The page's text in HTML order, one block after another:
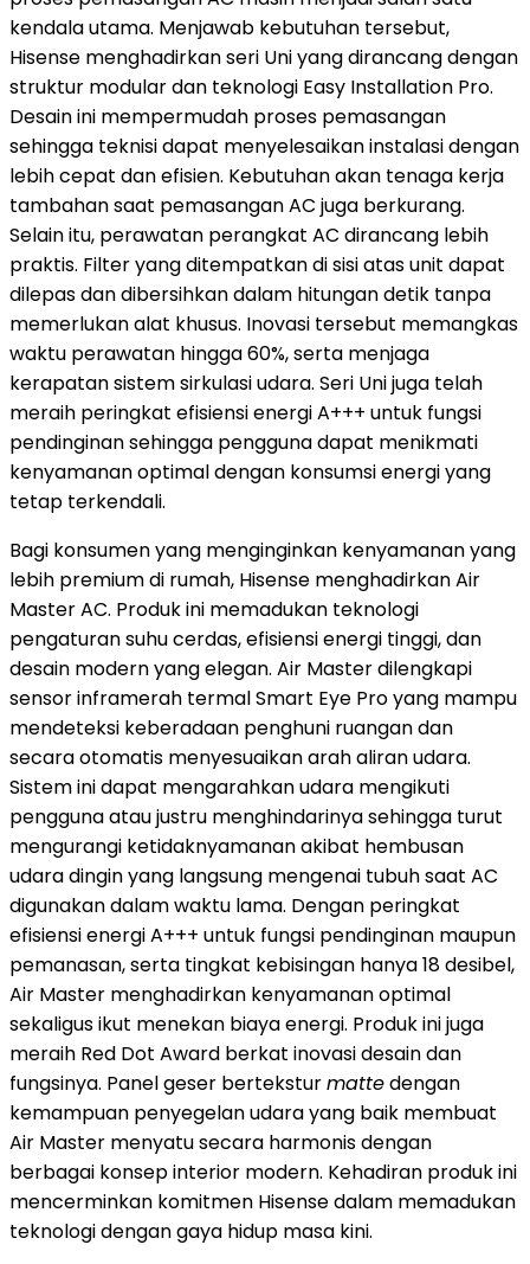
kendala utama. Menjawab kebutuhan tersebut,
Hisense menghadirkan seri Uni yang dirancang dengan
struktur modular dan teknologi Easy Installation Pro.
Desain ini mempermudah proses pemasangan
sehingga teknisi dapat menyelesaikan instalasi dengan
lebih cepat dan efisien. Kebutuhan akan tenaga kerja
tambahan saat pemasangan AC juga berkurang.
Selain itu, perawatan perangkat AC dirancang lebih
praktis. Filter yang ditempatkan di sisi atas unit dapat
dilepas dan dibersihkan dalam hitungan detik tanpa
memerlukan alat khusus. Inovasi tersebut memangkas
waktu perawatan hingga 60%, serta menjaga
kerapatan sistem sirkulasi udara. Seri Uni juga telah
meraih peringkat efisiensi energi A+++ untuk fungsi
pendinginan sehingga pengguna dapat menikmati
kenyamanan optimal dengan konsumsi energi yang
tetap terkendali.
Bagi konsumen yang menginginkan kenyamanan yang
lebih premium di rumah, Hisense menghadirkan Air
Master AC. Produk ini memadukan teknologi
pengaturan suhu cerdas, efisiensi energi tinggi, dan
desain modern yang elegan. Air Master dilengkapi
sensor inframerah termal Smart Eye Pro yang mampu
mendeteksi keberadaan penghuni ruangan dan
secara otomatis menyesuaikan arah aliran udara.
Sistem ini dapat mengarahkan udara mengikuti
pengguna atau justru menghindarinya sehingga turut
mengurangi ketidaknyamanan akibat hembusan
udara dingin yang langsung mengenai tubuh saat AC
digunakan dalam waktu lama. Dengan peringkat
efisiensi energi A+++ untuk fungsi pendinginan maupun
pemanasan, serta tingkat kebisingan hanya 18 desibel,
Air Master menghadirkan kenyamanan optimal
sekaligus ikut menekan biaya energi. Produk ini juga
meraih Red Dot Award berkat inovasi desain dan
fungsinya. Panel geser berteksturmattedengan
kemampuan penyegelan udara yang baik membuat
Air Master menyatu secara harmonis dengan
berbagai konsep interior modern. Kehadiran produk ini
mencerminkan komitmen Hisense dalam memadukan
teknologi dengan gaya hidup masa kini.